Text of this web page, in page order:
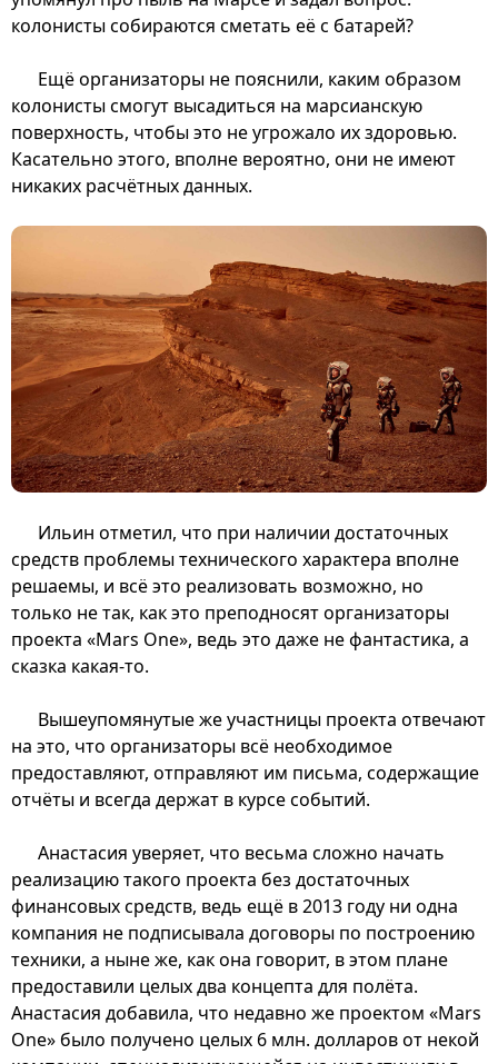
колонисты собираются сметать её с батарей?
Ещё организаторы не пояснили, каким образом
колонисты смогут высадиться на марсианскую
поверхность, чтобы это не угрожало их здоровью.
Касательно этого, вполне вероятно, они не имеют
никаких расчётных данных.
Ильин отметил, что при наличии достаточных
средств проблемы технического характера вполне
решаемы, и всё это реализовать возможно, но
только не так, как это преподносят организаторы
проекта «Mars One», ведь это даже не фантастика, а
сказка какая-то.
Вышеупомянутые же участницы проекта отвечают
на это, что организаторы всё необходимое
предоставляют, отправляют им письма, содержащие
отчёты и всегда держат в курсе событий.
Анастасия уверяет, что весьма сложно начать
реализацию такого проекта без достаточных
финансовых средств, ведь ещё в 2013 году ни одна
компания не подписывала договоры по построению
техники, а ныне же, как она говорит, в этом плане
предоставили целых два концепта для полёта.
Анастасия добавила, что недавно же проектом «Mars
One» было получено целых 6 млн. долларов от некой